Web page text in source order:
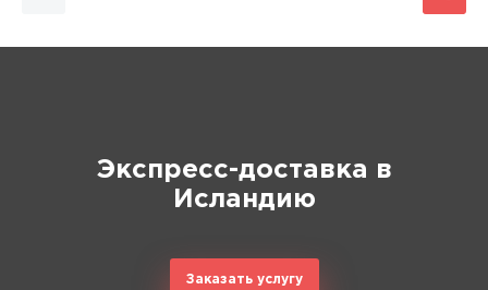
Экспресс-доставка в
Исландию
Заказать услугу